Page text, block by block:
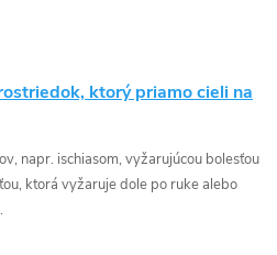
ktorý priamo cieli na
napr. ischiasom, vyžarujúcou bolesťou
ktorá vyžaruje dole po ruke alebo